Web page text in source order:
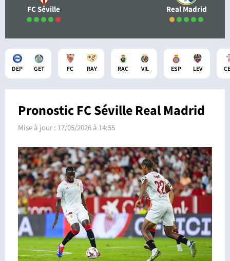
FC Séville Real Madrid
DEP GET FC RAY RAC VIL ESP LEV
Pronostic FC Séville Real Madrid
Mise à jour : 17/05/2026 à 14:55